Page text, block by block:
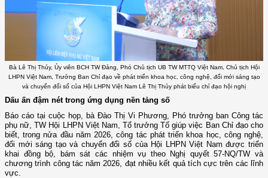
Bà Lê Thị Thủy, Ủy viên BCH TW Đảng, Phó Chủ tịch UB TW MTTQ Việt Nam, Chủ tịch Hội
LHPN Việt Nam, Trưởng Ban Chỉ đạo về phát triển khoa học, công nghệ, đổi mới sáng tạo
và chuyển đổi số của Hội LHPN Việt Nam Lê Thị Thủy phát biểu chỉ đạo hội nghị
Dấu ấn đậm nét trong ứng dụng nền tảng số
Báo cáo tại cuộc họp, bà Đào Thị Vi Phương, Phó trưởng ban Công tác
phụ nữ, TW Hội LHPN Việt Nam, Tổ trưởng Tổ giúp việc Ban Chỉ đạo cho
biết, trong nửa đầu năm 2026, công tác phát triển khoa học, công nghệ,
đổi mới sáng tạo và chuyển đổi số của Hội LHPN Việt Nam được triển
khai đồng bộ, bám sát các nhiệm vụ theo Nghị quyết 57-NQ/TW và
chương trình công tác năm 2026, đạt nhiều kết quả tích cực trên các lĩnh
vực.